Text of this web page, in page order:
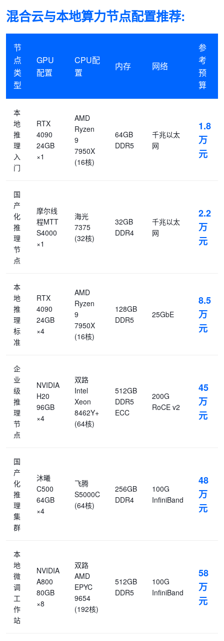
混合云与本地算力节点配置推荐:
节
点
类
型
GPU
配置
CPU配
置
内存 网络
参
考
预
算
本
地
推
理
入
门
RTX
4090
24GB
×1
AMD
Ryzen
9
7950X
(16核)
64GB
DDR5
千兆以太
网
1.8
万
元
国
产
化
推
理
节
点
摩尔线
程MTT
S4000
×1
海光
7375
(32核)
32GB
DDR4
千兆以太
网
2.2
万
元
本
地
推
理
标
准
RTX
4090
24GB
×4
AMD
Ryzen
9
7950X
(16核)
128GB
DDR5
25GbE
8.5
万
元
企
业
级
推
理
节
点
NVIDIA
H20
96GB
×4
双路
Intel
Xeon
8462Y+
(64核)
512GB
DDR5
ECC
200G
RoCE v2
45
万
元
国
产
化
推
理
集
群
沐曦
C500
64GB
×4
飞腾
S5000C
(64核)
256GB
DDR4
100G
InfiniBand
48
万
元
本
地
微
调
工
作
站
NVIDIA
A800
80GB
×8
双路
AMD
EPYC
9654
(192核)
512GB
DDR5
100G
InfiniBand
58
万
元